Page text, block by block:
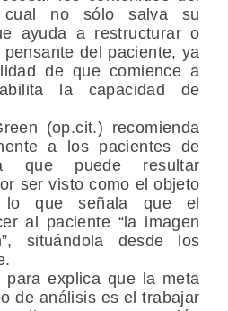
no sólo salva su
ayuda a restructurar o
del paciente, ya
de que comience a
la capacidad de
(op.cit.) recomienda
a los pacientes de
que puede resultar
ser visto como el objeto
lo que señala que el
al paciente “la imagen
situándola desde los
explica que la meta
de análisis es el trabajar